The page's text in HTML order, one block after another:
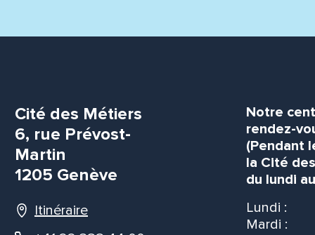
Cité des Métiers
6, rue Prévost-
Martin
1205 Genève
Itinéraire
Notre
rendez-
(Pendant
la Cité
du lundi
Lundi :
Mardi :